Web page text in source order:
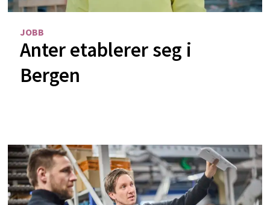
JOBB
Anter etablerer seg i
Bergen